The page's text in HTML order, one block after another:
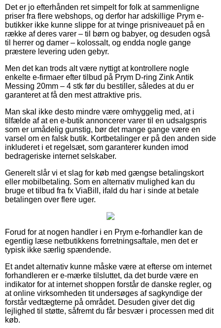
Det er jo efterhånden ret simpelt for folk at sammenligne
priser fra flere webshops, og derfor har adskillige Prym e-
butikker ikke kunne slippe for at tvinge prisniveauet på en
række af deres varer – til børn og babyer, og desuden også
til herrer og damer – kolossalt, og endda nogle gange
præstere levering uden gebyr.
Men det kan trods alt være nyttigt at kontrollere nogle
enkelte e-firmaer efter tilbud på Prym D-ring Zink Antik
Messing 20mm – 4 stk før du bestiller, således at du er
garanteret at få den mest attraktive pris.
Man skal ikke desto mindre være omhyggelig med, at i
tilfælde af at en e-butik annoncerer varer til en udsalgspris
som er umådelig gunstig, bør det mange gange være en
varsel om en falsk butik. Kortbetalinger er på den anden side
inkluderet i et regelsæt, som garanterer kunden imod
bedrageriske internet selskaber.
Generelt slår vi et slag for køb med gængse betalingskort
eller mobilbetaling. Som en alternativ mulighed kan du
bruge et tilbud fra fx ViaBill, ifald du har i sinde at betale
betalingen over flere uger.
Forud for at nogen handler i en Prym e-forhandler kan de
egentlig læse netbutikkens forretningsaftale, men det er
typisk ikke særlig spændende.
Et andet alternativ kunne måske være at efterse om internet
forhandleren er e-mærke tilsluttet, da det burde være en
indikator for at internet shoppen forstår de danske regler, og
at online virksomheden tit undersøges af sagkyndige der
forstår vedtægterne på området. Desuden giver det dig
lejlighed til støtte, såfremt du får besvær i processen med dit
køb.